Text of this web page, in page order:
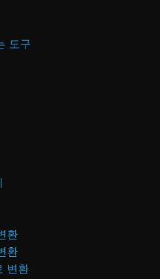
도구
환
환
변환